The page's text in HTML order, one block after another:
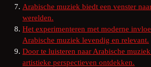
Arabische muziek biedt een venster
werelden.
Het experimenteren met moderne
Arabische muziek levendig en relevant.
Door te luisteren naar Arabische
artistieke perspectieven ontdekken.